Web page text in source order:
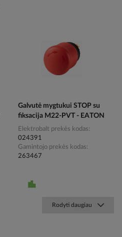
Galvutė mygtukui STOP su
fiksacija M22-PVT - EATON
Elektrobalt prekės kodas
024391
Gamintojo prekės kodas
263467
Rodyti daugiau